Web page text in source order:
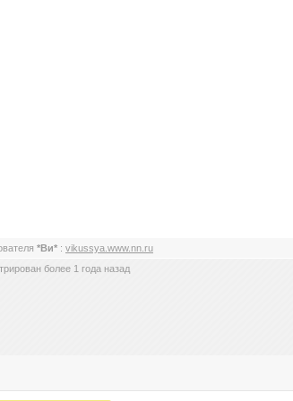
*Ви* : vikussya.www.nn.ru
более 1 года назад